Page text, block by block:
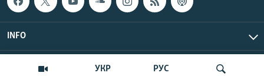
УКР РУС
INFO
© Qırım.Aqiqat, 2026 | All Rights Reserved.